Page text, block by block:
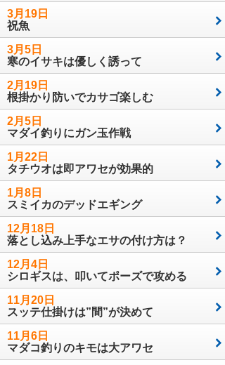
3月19日
祝魚
3月5日
寒のイサキは優しく誘って
2月19日
根掛かり防いでカサゴ楽しむ
2月5日
マダイ釣りにガン玉作戦
1月22日
タチウオは即アワセが効果的
1月8日
スミイカのデッドエギング
12月18日
落とし込み上手なエサの付け方は？
12月4日
シロギスは、叩いてポーズで攻める
11月20日
スッテ仕掛けは”間”が決めて
11月6日
マダコ釣りのキモは大アワセ